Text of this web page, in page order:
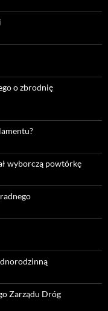
o zbrodnię
wyborczą powtórkę
Zarządu Dróg